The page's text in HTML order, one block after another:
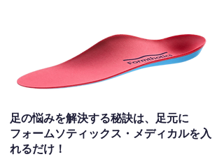
足の悩みを解決する秘訣は、足元に
フォームソティックス・メディカルを入
れるだけ！